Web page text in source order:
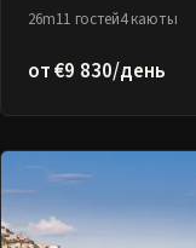
26m11 гостей4 каюты
от €9 830/день